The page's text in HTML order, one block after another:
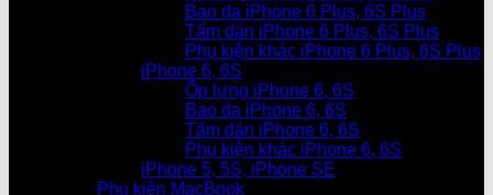
Bao da iPhone 6 Plus, 6S Plus
Tấm dán iPhone 6 Plus, 6S Plus
Phụ kiện khác iPhone 6 Plus, 6S Plus
iPhone 6, 6S
Ốp lưng iPhone 6, 6S
Bao da iPhone 6, 6S
Tấm dán iPhone 6, 6S
Phụ kiện khác iPhone 6, 6S
iPhone 5, 5S, iPhone SE
Phụ kiện MacBook